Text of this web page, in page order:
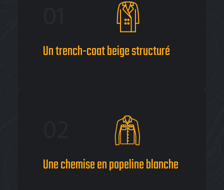
Un trench-coat beige structuré
Une chemise en popeline blanche